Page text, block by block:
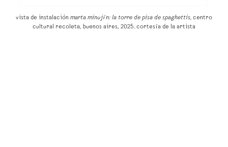
vista de instalación marta minujín: la torre de pisa de spaghettis, centro
cultural recoleta, buenos aires, 2025. cortesía de la artista